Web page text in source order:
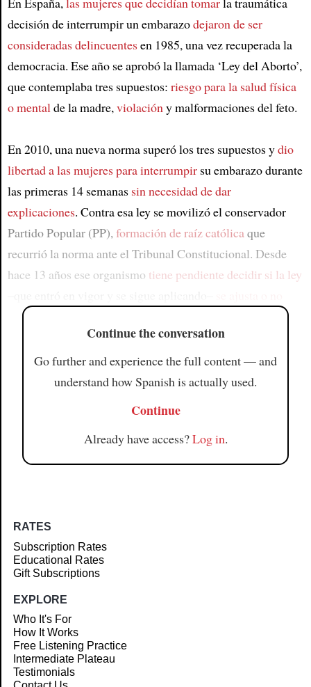
decisión de interrumpir un embarazodejaron de ser
consideradas delincuentesen 1985, una vez recuperada la
democracia. Ese año se aprobó la llamada ‘Ley del Aborto’,
que contemplaba tres supuestos: riesgo para la salud física
o mentalde la madre,violacióny malformaciones del feto.
En 2010, una nueva norma superó los tres supuestos ydio
libertad a las mujeres para interrumpirsu embarazo durante
las primeras 14 semanas sin necesidad de dar
explicaciones. Contra esa ley se movilizó el conservador
Partido Popular (PP),formación de raíz católicaque
recurrió la norma ante el Tribunal Constitucional. Desde
hace 13 años ese organismo tiene pendiente decidir si la ley
Continue the conversation
Go further and experience the full content — and
understand how Spanish is actually used.
Continue
Already have access?Log in.
RATES
Subscription Rates
Educational Rates
Gift Subscriptions
EXPLORE
Who It's For
How It Works
Free Listening Practice
Intermediate Plateau
Testimonials